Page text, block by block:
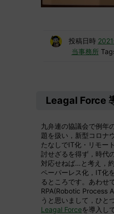
投稿日時
当事務所
Leagal Force
九弁連の協議会で例年
題を扱い，新型コロナ
たなしでIT化・リモー
討せざるを得ず，時代
対応せねば…と考え，
ペーパーレス化，IT化
るところです。あわせ
RPA(Robotic Process
うと思いまして，ひと
Leagal Forceを導入し